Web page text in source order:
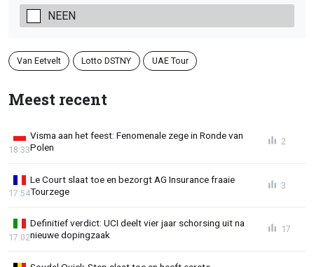
NEEN
Van Eetvelt Lotto DSTNY UAE Tour
Meest recent
Visma aan het feest: Fenomenale zege in Ronde van
Polen
18:33
2
Le Court slaat toe en bezorgt AG Insurance fraaie
Tourzege
17:54
3
Definitief verdict: UCI deelt vier jaar schorsing uit na
nieuwe dopingzaak
17:02
17